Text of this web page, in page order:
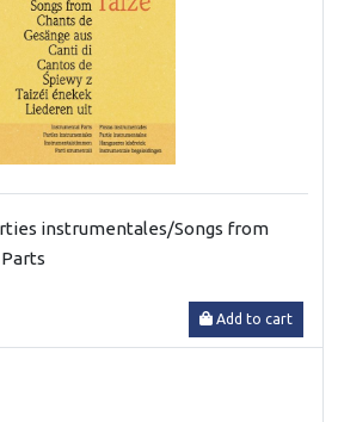
instrumentales/Songs from
Add to cart